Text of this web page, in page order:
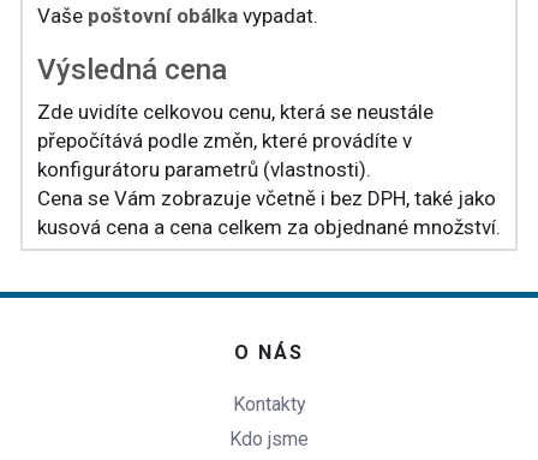
Vaše poštovní obálka vypadat.
Výsledná cena
Zde uvidíte celkovou cenu, která se neustále
přepočítává podle změn, které provádíte v
konfigurátoru parametrů (vlastnosti).
Cena se Vám zobrazuje včetně i bez DPH, také jako
kusová cena a cena celkem za objednané množství.
O NÁS
Kontakty
Kdo jsme